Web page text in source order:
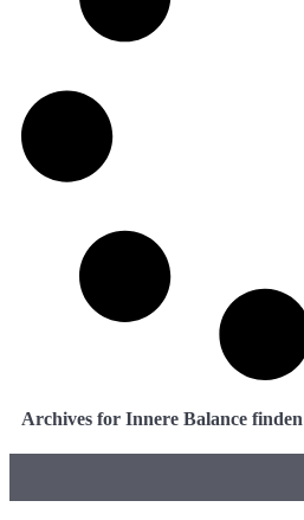
Archives for Innere Balance finden